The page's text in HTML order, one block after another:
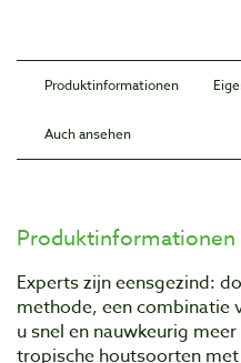
Produktinformationen
Auch ansehen
Produktinformationen
Experts zijn eensgezind:
methode, een combinatie
u snel en nauwkeurig
tropische houtsoorten